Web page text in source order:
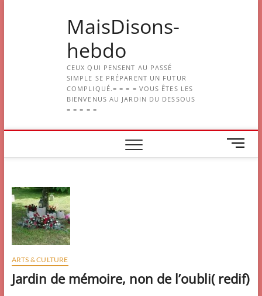
MaisDisons-
hebdo
CEUX QUI PENSENT AU PASSÉ
SIMPLE SE PRÉPARENT UN FUTUR
COMPLIQUÉ.= = = = VOUS ÊTES LES
BIENVENUS AU JARDIN DU DESSOUS
= = = = =
M
e
ARTS & CULTURE
Jardin de mémoire, non de l’oubli( redif)